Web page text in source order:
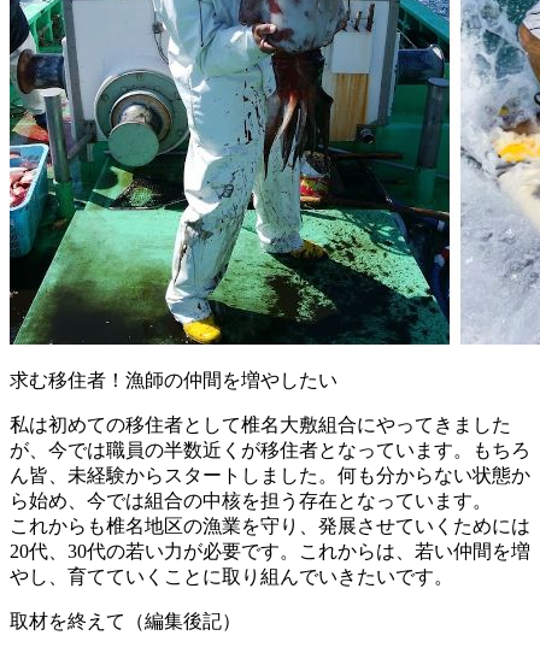
求む移住者！漁師の仲間を増やしたい
私は初めての移住者として椎名大敷組合にやってきました
が、今では職員の半数近くが移住者となっています。もちろ
ん皆、未経験からスタートしました。何も分からない状態か
ら始め、今では組合の中核を担う存在となっています。
これからも椎名地区の漁業を守り、発展させていくためには
20代、30代の若い力が必要です。これからは、若い仲間を増
やし、育てていくことに取り組んでいきたいです。
取材を終えて（編集後記）